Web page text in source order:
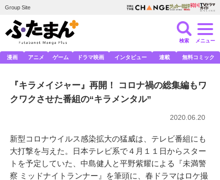
Group Site
検索 メニュー
漫画 アニメ ゲーム ドラマ映画 インタビュー 連載 無料コミック
『キラメイジャー』再開！ コロナ禍の総集編もワ
クワクさせた番組の“キラメンタル”
2020.06.20
新型コロナウイルス感染拡大の猛威は、テレビ番組にも
大打撃を与えた。日本テレビ系で４月１１日からスター
トを予定していた、中島健人と平野紫耀による『未満警
察 ミッドナイトランナー』を筆頭に、春ドラマはロケ撮